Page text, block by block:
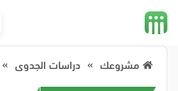
مشروعك دراسات الجدوى